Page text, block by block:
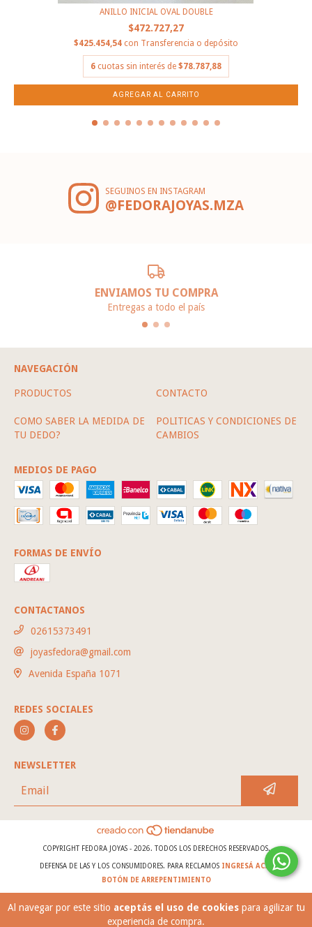
Al navegar por este sitio aceptás el uso de cookiespara agilizar tu
experiencia de compra.
ANILLO INICIAL OVAL DOUBLE
$472.727,27
$425.454,54 con Transferencia o depósito
6 cuotas sin interés de $78.787,88
SEGUINOS EN INSTAGRAM
@FEDORAJOYAS.MZA
ENVIAMOS TU COMPRA
Entregas a todo el país
NAVEGACIÓN
PRODUCTOS CONTACTO
COMO SABER LA MEDIDA DE
TU DEDO?
POLITICAS Y CONDICIONES DE
CAMBIOS
MEDIOS DE PAGO
FORMAS DE ENVÍO
CONTACTANOS
02615373491
joyasfedora@gmail.com
Avenida España 1071
REDES SOCIALES
NEWSLETTER
COPYRIGHT FEDORA JOYAS - 2026. TODOS LOS DERECHOS RESERVADOS.
DEFENSA DE LAS Y LOS CONSUMIDORES. PARA RECLAMOS INGRESÁ ACÁ.
BOTÓN DE ARREPENTIMIENTO